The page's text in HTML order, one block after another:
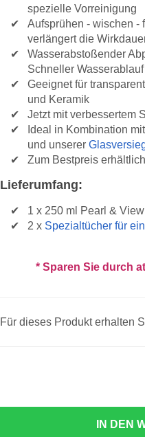
spezielle Vorreinigung
Aufsprühen - wischen -
verlängert die
Wasserabstoßender
Schneller Wasserablauf
Geeignet für
und Keramik
Jetzt mit verbessertem
Ideal in Kombination
und unserer
Zum Bestpreis
Lieferumfang:
1 x 250 ml Pearl &
2 x Spezialtücher für
* Sparen Sie durch
Für dieses Produkt erhalten
IN DEN